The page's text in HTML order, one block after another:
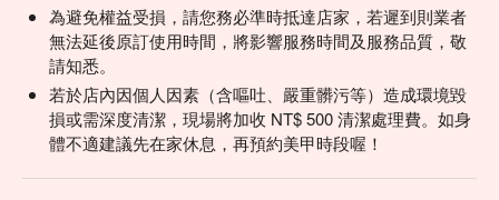
為避免權益受損，請您務必準時抵達店家，若遲到則業者
無法延後原訂使用時間，將影響服務時間及服務品質，敬
請知悉。
若於店內因個人因素（含嘔吐、嚴重髒污等）造成環境毀
損或需深度清潔，現場將加收 NT$ 500 清潔處理費。如身
體不適建議先在家休息，再預約美甲時段喔！